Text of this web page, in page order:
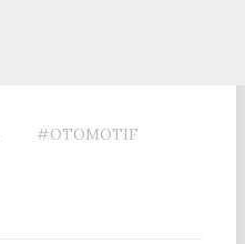
#OTOMOTIF